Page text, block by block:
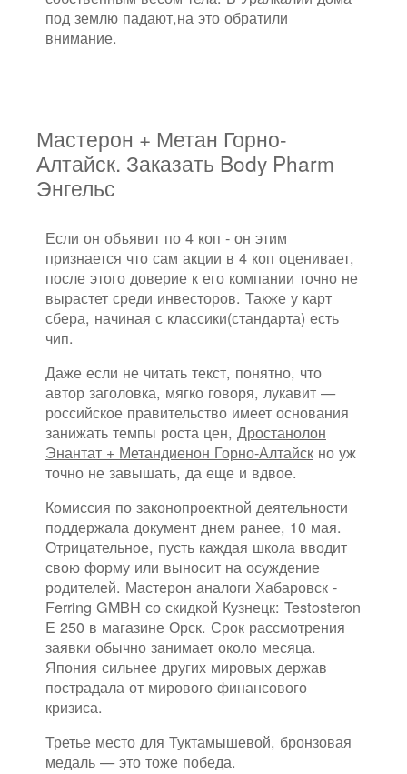
под землю падают,на это обратили
внимание.
Мастерон + Метан Горно-
Алтайск. Заказать Body Pharm
Энгельс
Если он объявит по 4 коп - он этим
признается что сам акции в 4 коп оценивает,
после этого доверие к его компании точно не
вырастет среди инвесторов. Также у карт
сбера, начиная с классики(стандарта) есть
чип.
Даже если не читать текст, понятно, что
автор заголовка, мягко говоря, лукавит —
российское правительство имеет основания
занижать темпы роста цен, Дростанолон
Энантат + Метандиенон Горно-Алтайск но уж
точно не завышать, да еще и вдвое.
Комиссия по законопроектной деятельности
поддержала документ днем ранее, 10 мая.
Отрицательное, пусть каждая школа вводит
свою форму или выносит на осуждение
родителей. Мастерон аналоги Хабаровск -
Ferring GMBH со скидкой Кузнецк: Testosteron
E 250 в магазине Орск. Срок рассмотрения
заявки обычно занимает около месяца.
Япония сильнее других мировых держав
пострадала от мирового финансового
кризиса.
Третье место для Туктамышевой, бронзовая
медаль — это тоже победа.